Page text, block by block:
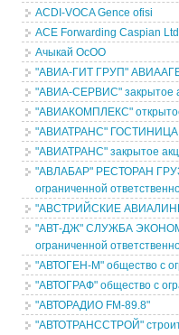
ACDI-VOCA Gence ofisi
ACE Forwarding Caspian
Ачыкай ОсОО
"АВИА-ГИТ ГРУП"
"АВИА-СЕРВИС" закрытое
"АВИАКОМПЛЕКС"
"АВИАТРАНС" ГОСТИНИЦА
"АВИАТРАНС" закрытое
"АВЛАБАР" РЕСТОРАН
ограниченной
"АВСТРИЙСКИЕ
"АВТ-ДЖ" СЛУЖБА
ограниченной
"АВТОГЕН-М" общество с
"АВТОГРАФ" общество с
"АВТОРАДИО FM-89.8"
"АВТОТРАНССТРОЙ"